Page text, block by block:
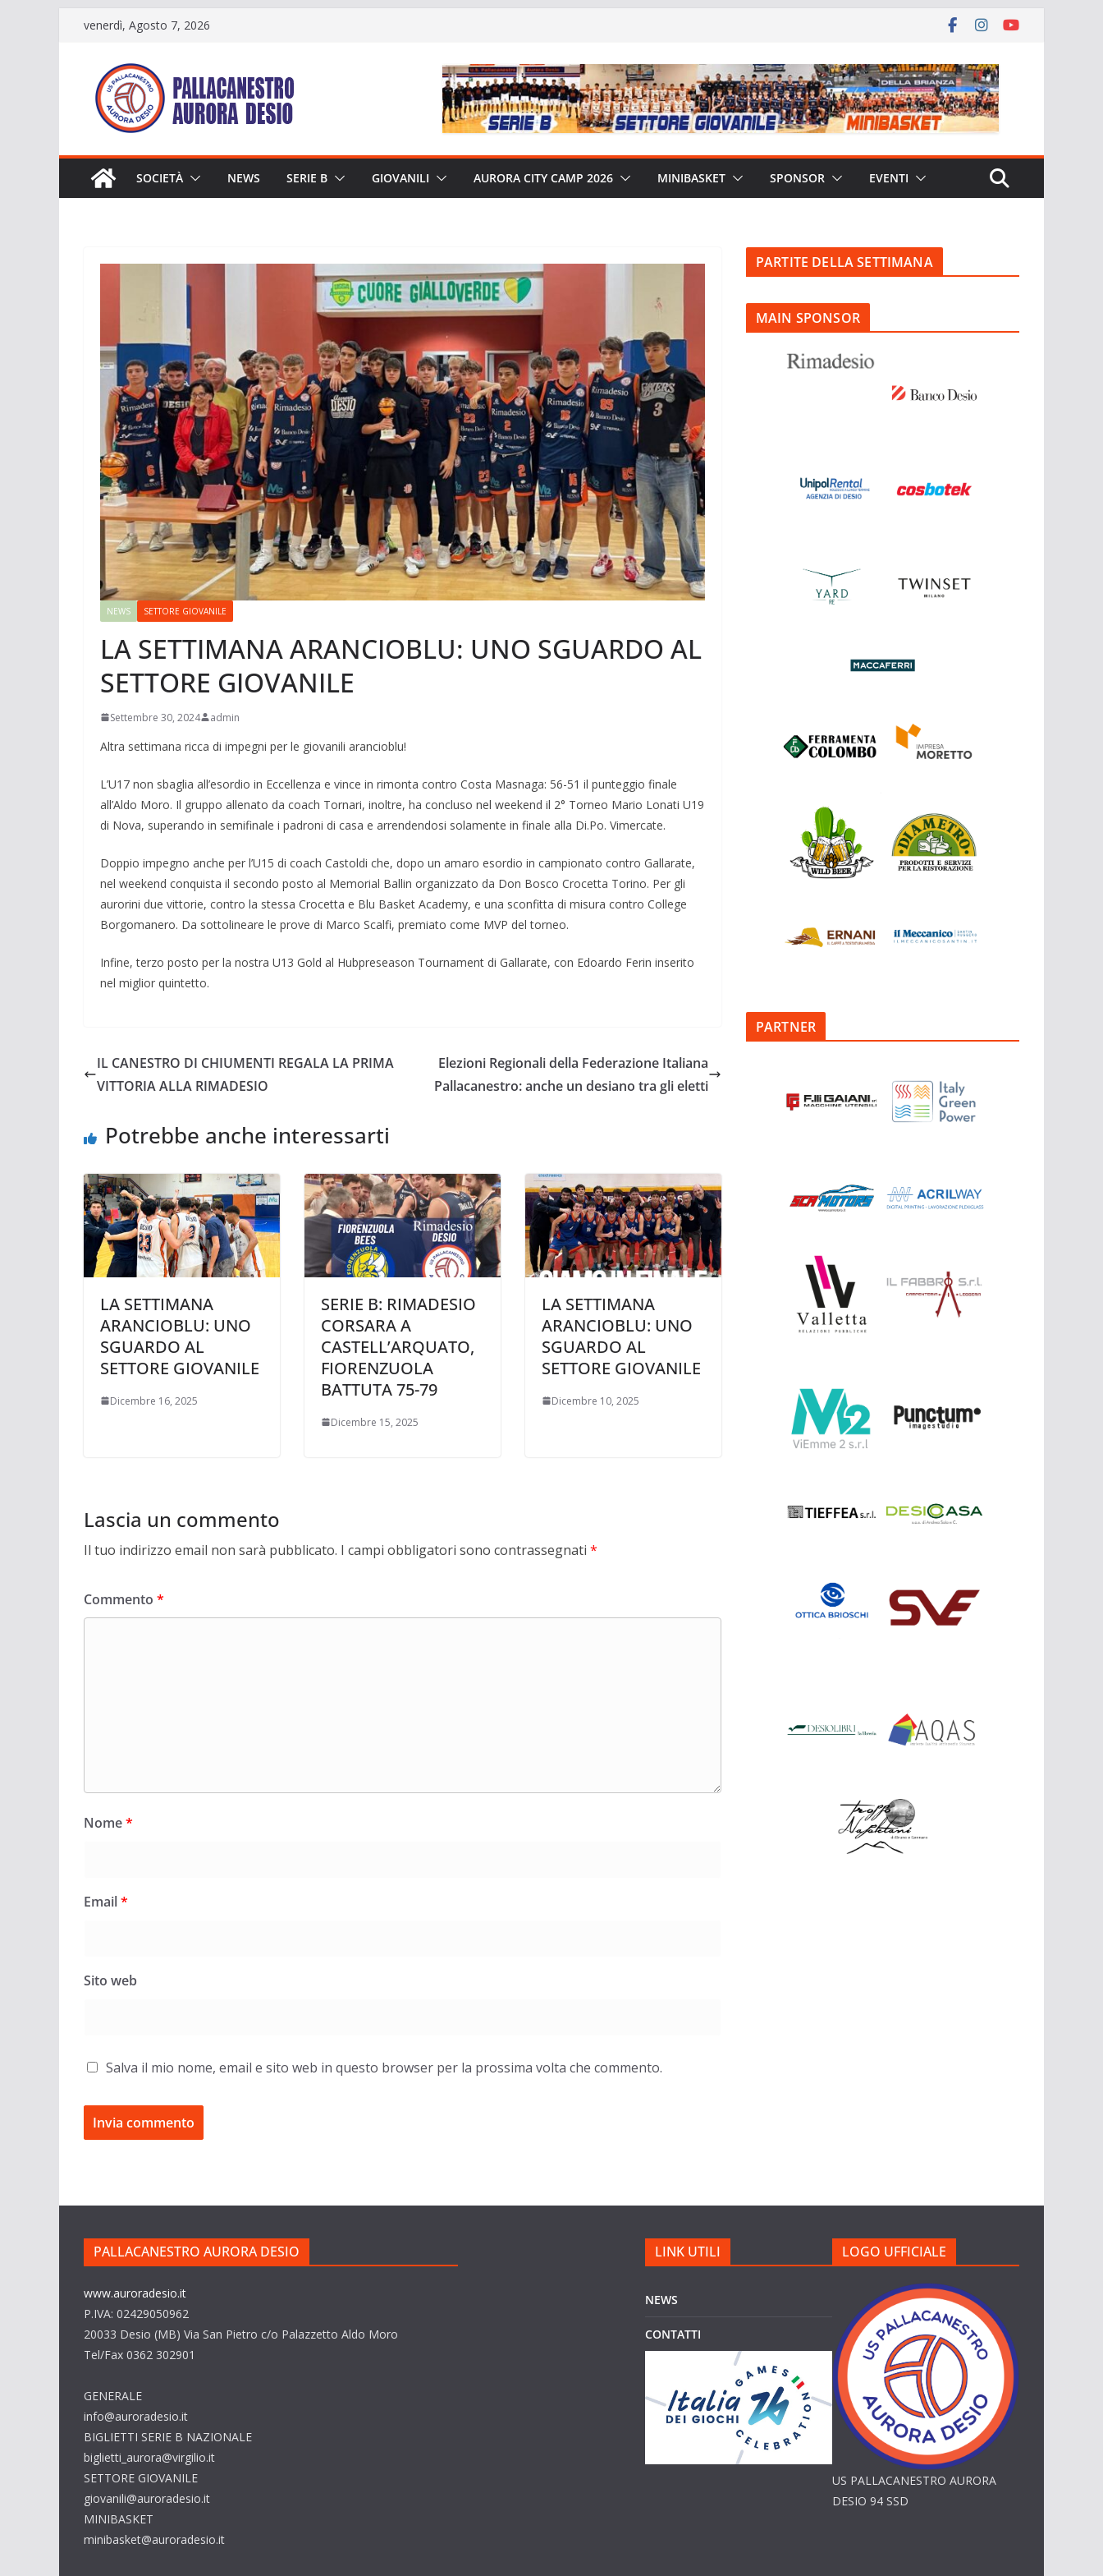
Salta
contenuto
venerdì, Agosto 7, 2026
SOCIETÀ NEWS SERIE B GIOVANILI AURORA CITY CAMP 2026 MINIBASKET SPONSOR EVENTI
NEWS SETTORE GIOVANILE
LA SETTIMANA ARANCIOBLU: UNO SGUARDO AL
SETTORE GIOVANILE
Settembre 30, 2024 admin
Altra settimana ricca di impegni per le giovanili arancioblu!
L’U17 non sbaglia all’esordio in Eccellenza e vince in rimonta contro Costa Masnaga: 56-51 il punteggio finale
all’Aldo Moro. Il gruppo allenato da coach Tornari, inoltre, ha concluso nel weekend il 2° Torneo Mario Lonati U19
di Nova, superando in semifinale i padroni di casa e arrendendosi solamente in finale alla Di.Po. Vimercate.
Doppio impegno anche per l’U15 di coach Castoldi che, dopo un amaro esordio in campionato contro Gallarate,
nel weekend conquista il secondo posto al Memorial Ballin organizzato da Don Bosco Crocetta Torino. Per gli
aurorini due vittorie, contro la stessa Crocetta e Blu Basket Academy, e una sconfitta di misura contro College
Borgomanero. Da sottolineare le prove di Marco Scalfi, premiato come MVP del torneo.
Infine, terzo posto per la nostra U13 Gold al Hubpreseason Tournament di Gallarate, con Edoardo Ferin inserito
nel miglior quintetto.
IL CANESTRO DI CHIUMENTI REGALA LA PRIMA
VITTORIA ALLA RIMADESIO
Elezioni Regionali della Federazione Italiana
Pallacanestro: anche un desiano tra gli eletti
Potrebbe anche interessarti
LA SETTIMANA
ARANCIOBLU: UNO
SGUARDO AL
SETTORE GIOVANILE
Dicembre 16, 2025
SERIE B: RIMADESIO
CORSARA A
CASTELL’ARQUATO,
FIORENZUOLA
BATTUTA 75-79
Dicembre 15, 2025
LA SETTIMANA
ARANCIOBLU: UNO
SGUARDO AL
SETTORE GIOVANILE
Dicembre 10, 2025
Lascia un commento
Il tuo indirizzo email non sarà pubblicato. I campi obbligatori sono contrassegnati *
Commento *
Nome*
Email*
Sito web
Salva il mio nome, email e sito web in questo browser per la prossima volta che commento.
PARTITE DELLA SETTIMANA
MAIN SPONSOR
PARTNER
PALLACANESTRO AURORA DESIO
www.auroradesio.it
P.IVA: 02429050962
20033 Desio (MB) Via San Pietro c/o Palazzetto Aldo Moro
Tel/Fax 0362 302901
GENERALE
info@auroradesio.it
BIGLIETTI SERIE B NAZIONALE
biglietti_aurora@virgilio.it
SETTORE GIOVANILE
giovanili@auroradesio.it
MINIBASKET
minibasket@auroradesio.it
LINK UTILI
NEWS
CONTATTI
LOGO UFFICIALE
US PALLACANESTRO AURORA
DESIO 94 SSD